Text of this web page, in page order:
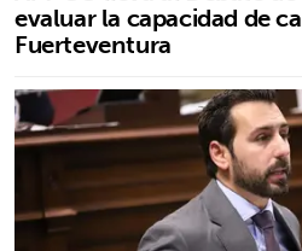
evaluar la capacidad de
Fuerteventura